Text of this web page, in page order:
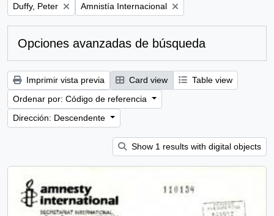
Remove filter:
Duffy, Peter Remove filter:
Amnistía Internacional
Opciones avanzadas de búsqueda
Imprimir vista previa Card view
Table view
Ordenar por: Código de referencia
Dirección: Descendente
Show 1 results with digital objects